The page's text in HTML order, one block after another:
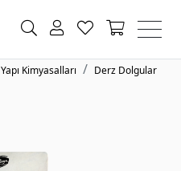
Yapı Kimyasalları
Derz Dolgular